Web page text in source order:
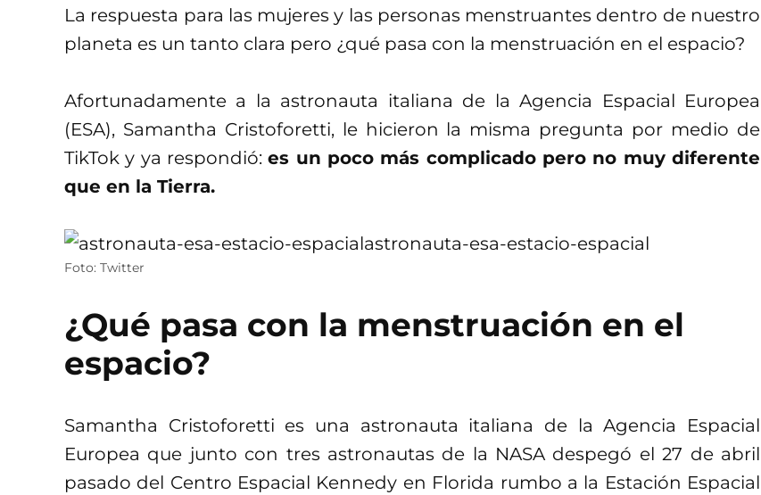
La respuesta para las mujeres y las personas menstruantes dentro de nuestro
planeta es un tanto clara pero ¿qué pasa con la menstruación en el espacio?
Afortunadamente a la astronauta italiana de la Agencia Espacial Europea
(ESA), Samantha Cristoforetti, le hicieron la misma pregunta por medio de
TikTok y ya respondió:es un poco más complicado pero no muy diferente
que en la Tierra.
Foto: Twitter
¿Qué pasa con la menstruación en el
espacio?
Samantha Cristoforetti es una astronauta italiana de la Agencia Espacial
Europea que junto con tres astronautas de la NASA despegó el 27 de abril
pasado del Centro Espacial Kennedy en Florida rumbo a la Estación Espacial